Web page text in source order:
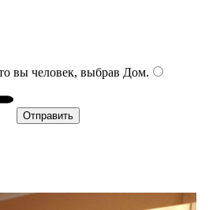
вы человек, выбрав Дом.